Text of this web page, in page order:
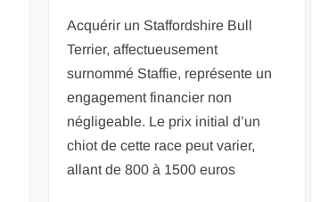
Acquérir un Staffordshire Bull
Terrier, affectueusement
surnommé Staffie, représente un
engagement financier non
négligeable. Le prix initial d’un
chiot de cette race peut varier,
allant de 800 à 1500 euros